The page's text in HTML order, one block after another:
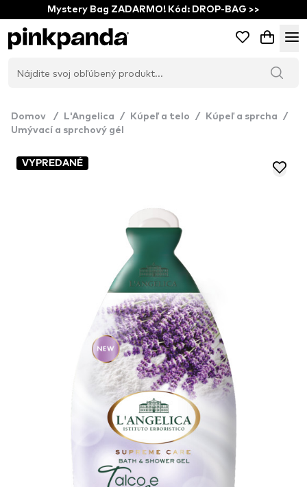
Mystery Bag ZADARMO! Kód: DROP-BAG >>
Domov / L'Angelica / Kúpeľ a telo / Kúpeľ a sprcha
/
Umývací a sprchový gél
VYPREDANÉ